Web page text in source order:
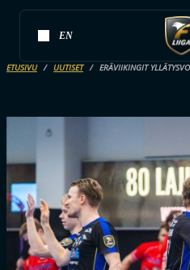
EN
ETUSIVU UUTISET